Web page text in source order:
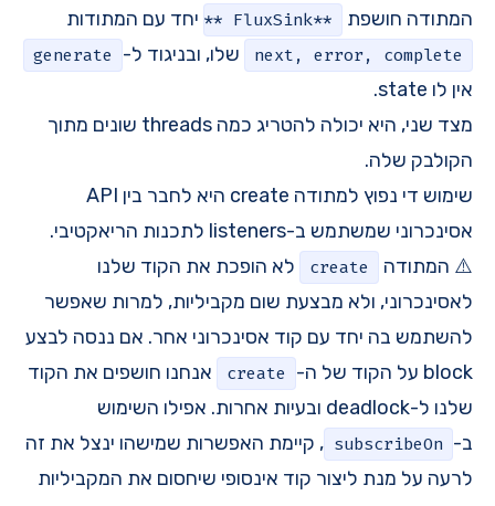
המתודה חושפת
**FluxSink** יחד עם המתודות
next, error, complete שלו, ובניגוד ל- generate
אין לו state.
מצד שני, היא יכולה להטריג כמה threads שונים מתוך
הקולבק שלה.
שימוש די נפוץ למתודה create היא לחבר בין API
אסינכרוני שמשתמש ב-listeners לתכנות הריאקטיבי.
⚠️ המתודה
create
לא הופכת את הקוד שלנו
לאסינכרוני, ולא מבצעת שום מקביליות, למרות שאפשר
להשתמש בה יחד עם קוד אסינכרוני אחר. אם ננסה לבצע
block על הקוד של ה-
create
אנחנו חושפים את הקוד
שלנו ל-deadlock ובעיות אחרות. אפילו השימוש
ב- subscribeOn , קיימת האפשרות שמישהו ינצל את זה
לרעה על מנת ליצור קוד אינסופי שיחסום את המקביליות